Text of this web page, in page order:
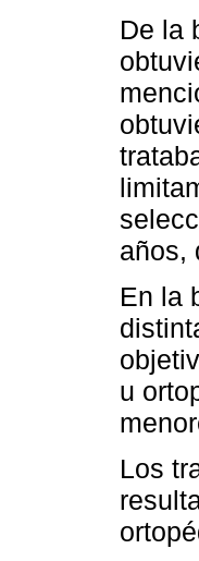
De la
años,
En la
u
Los